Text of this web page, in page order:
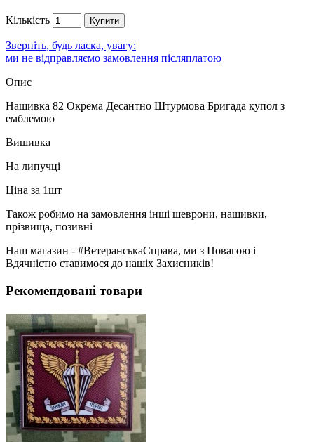
Кількість Купити
Зверніть, будь ласка, увагу:
ми не відправляємо замовлення післяплатою
Опис
Нашивка 82 Окрема Десантно Штурмова Бригада купол з
емблемою
Вишивка
На липучці
Ціна за 1шт
Також робимо на замовлення інші шеврони, нашивки,
прізвища, позивні
Наш магазин - #ВетеранськаСправа, ми з Повагою і
Вдячністю ставимося до нашіх Захисників!
Рекомендовані товари